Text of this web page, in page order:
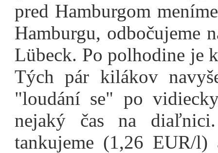
pred Hamburgom
Hamburgu, odbočujeme
Lübeck. Po polhodine je
Tých pár kilákov
"loudání se" po
nejaký čas na
tankujeme (1,26 EUR/l)